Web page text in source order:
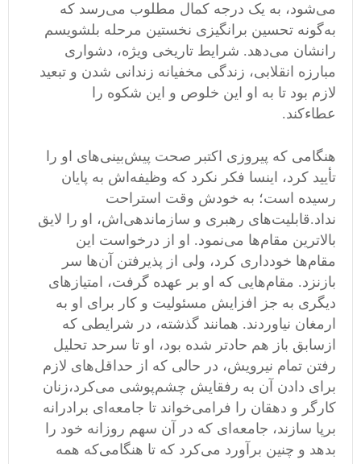
میشود، به یک درجه کمال مطلوب میرسد که
بهگونه تحسین برانگیزی نخستین مرحله بلشویسم
رانشان میدهد. شرایط تاریخی ویژه، دشواری
مبارزه انقلابی، زندگی مخفیانه زندانی شدن و تبعید
لازم بود تا به او این خلوص و این شکوه را
عطاءکند.
هنگامی که پیروزی اکتبر صحت پیشبینیهای او را
تأیید کرد، اینسا فکر نکرد که وظیفه اش به پایان
رسیده است؛ به خودش وقت استراحت
نداد.قابلیتهای رهبری و سازماندهی اش، او را لایق
بالاترین مقامها مینمود. او از درخواست این
مقامها خودداری کرد، ولی از پذیرفتن آنها سر
بازنزد. مقامهایی که او بر عهده گرفت، امتیاز های
دیگری به جز افزایش مسئولیت و کار برای او به
ارمغان نیاوردند. همانند گذشته، در شرایطی که
ازسابق باز هم حادتر شده بود، او تا سرحد تحلیل
رفتن تمام نیرویش، در حالی که از حداقلهای لازم
برای دادن آن به رفقایش چشمپوشی میکرد،زنان
کارگر و دهقان را فرامیخواند تا جامعه ای برادرانه
برپا سازند، جامعه ای که در آن سهم روزانه خود را
بدهد و چنین برآورد میکرد که تا هنگامیکه همه